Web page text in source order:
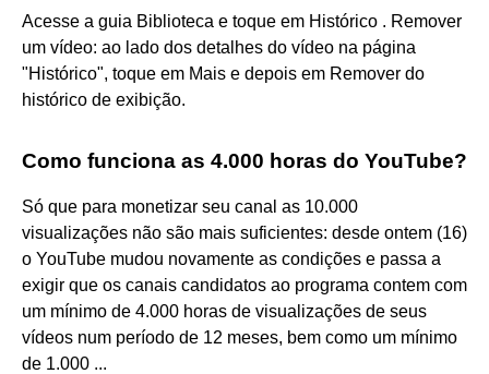
Acesse a guia Biblioteca e toque em Histórico . Remover
um vídeo: ao lado dos detalhes do vídeo na página
"Histórico", toque em Mais e depois em Remover do
histórico de exibição.
Como funciona as 4.000 horas do YouTube?
Só que para monetizar seu canal as 10.000
visualizações não são mais suficientes: desde ontem (16)
o YouTube mudou novamente as condições e passa a
exigir que os canais candidatos ao programa contem com
um mínimo de 4.000 horas de visualizações de seus
vídeos num período de 12 meses, bem como um mínimo
de 1.000 ...